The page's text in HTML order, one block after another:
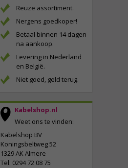
Reuze assortiment.
Nergens goedkoper!
Betaal binnen 14 dagen
na aankoop.
Levering in Nederland
en België.
Niet goed, geld terug.
Kabelshop.nl
Weet ons te vinden:
Kabelshop BV
Koningsbeltweg 52
1329 AK Almere
Tel: 0294 72 08 75